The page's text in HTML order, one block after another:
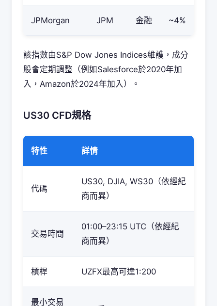
JPMorgan JPM 金融 ~4%
該指數由S&P Dow Jones Indices維護，成分
股會定期調整（例如Salesforce於2020年加
入，Amazon於2024年加入）。
US30 CFD規格
特性 詳情
代碼
US30, DJIA, WS30（依經紀
商而異）
交易時間
01:00–23:15 UTC（依經紀
商而異）
槓桿 UZFX最高可達1:200
最小交易